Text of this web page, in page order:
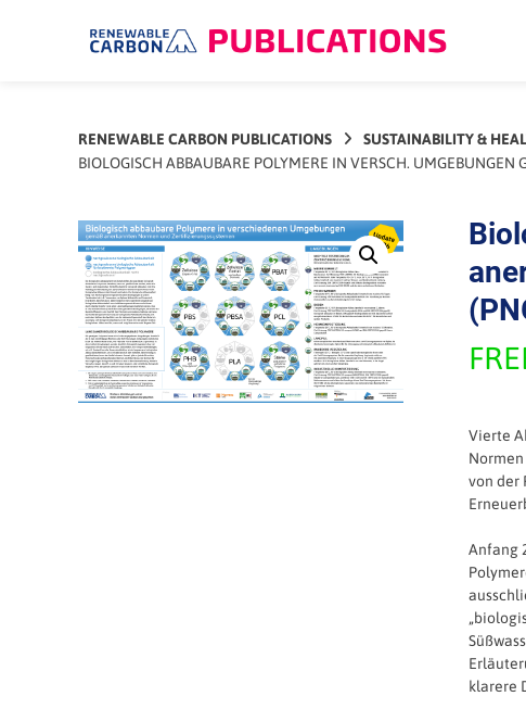
RENEWABLE CARBON PUBLICATIONS
SUSTAINABILITY &
BIOLOGISCH ABBAUBARE POLYMERE IN VERSCH.
Vierte
von der
Anfang
klarere